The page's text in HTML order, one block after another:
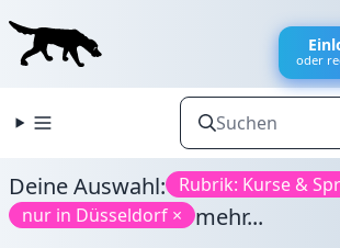
oder
Deine Auswahl:
Rubrik: Kurse &
nur in Düsseldorf ×
mehr...